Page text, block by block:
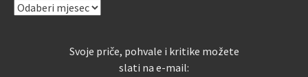
ARHIVA
Svoje priče, pohvale i kritike možete
slati na e-mail: